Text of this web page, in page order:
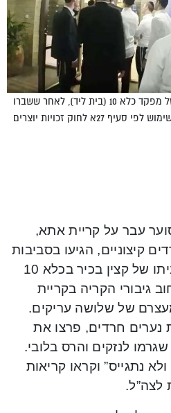
המפגינים החרדים בסמוך לביתו של מפקד כלא 10 (בית ליד), לאחר ששברו
לחוק זכויות יוצרים
עבר על קריית אתא,
קיצוניים, הגיעו בסביבות
השעה 02:00 בלילה, לביתו של קצין בכיר בכלא 10
גיבורי הקריה בקריית
של שלושה עריקים.
נערים חרדים, פרצו את
לנזקים והרס בלובי.
נתגייס” וקראו קריאות
לצה”ל.